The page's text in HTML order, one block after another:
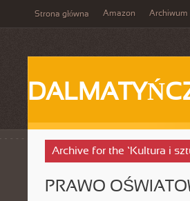
Strona główna Amazon Archiwum
Archive for the ‘Kultura i
PRAWO